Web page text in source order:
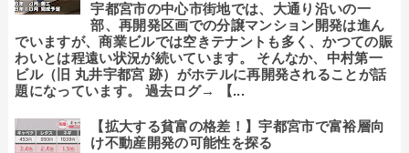
宇都宮市の中心市街地では、大通り沿いの一
部、再開発区画での分譲マンション開発は進ん
でいますが、商業ビルでは空きテナントも多く、かつての賑
わいとは程遠い状況が続いています。 そんなか、中村第一
ビル（旧 丸井宇都宮 跡）がホテルに再開発されることが話
題になっています。 過去ログ→ 【...
【拡大する貧富の格差！】宇都宮市で富裕層向
け不動産開発の可能性を探る